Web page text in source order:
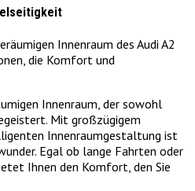
Innenraum des Audi A2
die Komfort und
Innenraum, der sowohl
Mit großzügigem
Innenraumgestaltung ist
Egal ob lange Fahrten oder
Ihnen den Komfort, den Sie